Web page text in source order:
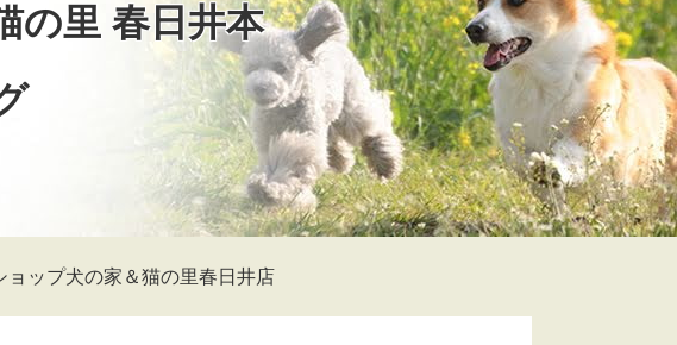
の里 春日井本
ップ犬の家＆猫の里春日井店